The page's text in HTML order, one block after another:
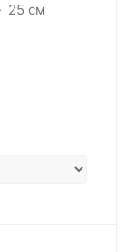
25 см